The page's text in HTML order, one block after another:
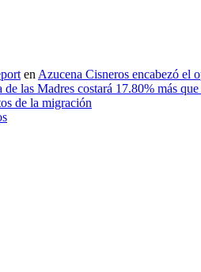
en Azucena Cisneros encabezó el
las Madres costará 17.80% más
de la migración